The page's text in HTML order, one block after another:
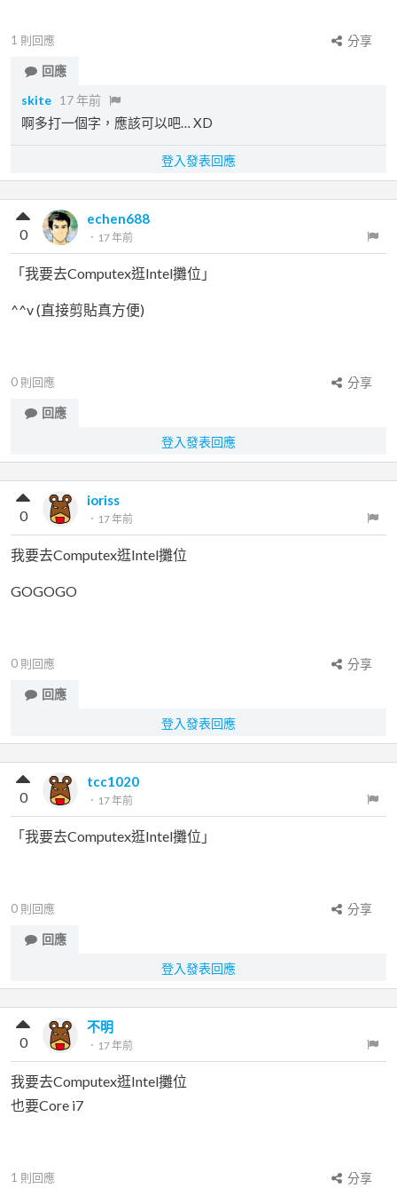
1 則回應
分享
回應
skite 17 年前
啊多打一個字，應該可以吧… XD
登入發表回應
echen688
． 17 年前
0
「我要去Computex逛Intel攤位」
^^v (直接剪貼真方便)
0 則回應
分享
回應
登入發表回應
ioriss
． 17 年前
0
我要去Computex逛Intel攤位
GOGOGO
0 則回應
分享
回應
登入發表回應
tcc1020
． 17 年前
0
「我要去Computex逛Intel攤位」
0 則回應
分享
回應
登入發表回應
不明
． 17 年前
0
我要去Computex逛Intel攤位
也要Core i7
1 則回應 分享